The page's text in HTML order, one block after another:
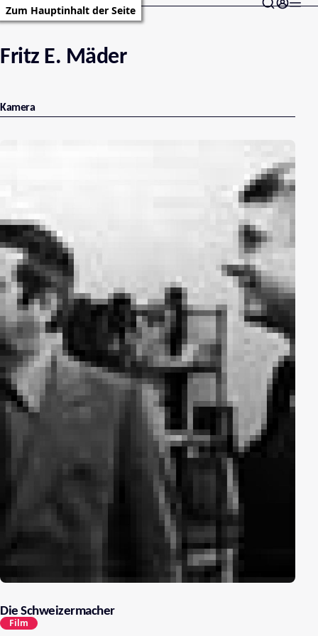
Zum Hauptinhalt der Seite
Fritz E. Mäder
Kamera
Die Schweizermacher
Film